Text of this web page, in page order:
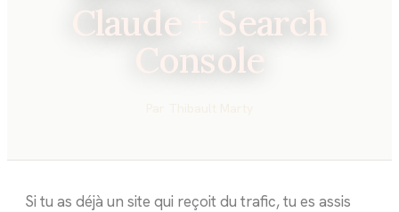
Claude + Search
Console
Si tu as déjà un site qui reçoit du trafic, tu es assis